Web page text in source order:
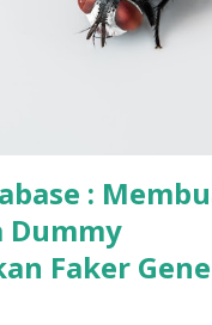
:
Dummy
Faker